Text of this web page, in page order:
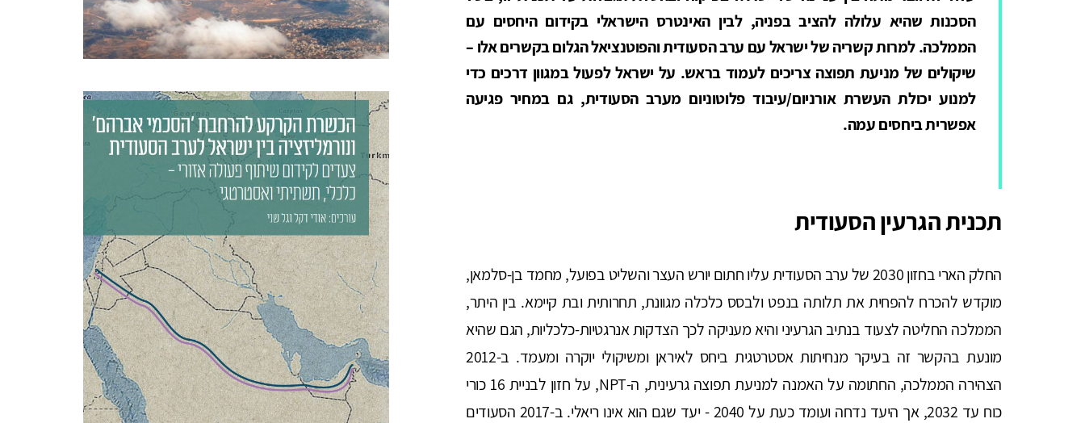
הסכנות שהיא עלולה להציב בפניה, לבין האינטרס הישראלי בקידום היחסים עם
הממלכה. למרות קשריה של ישראל עם ערב הסעודית והפוטנציאל הגלום בקשרים אלו –
שיקולים של מניעת תפוצה צריכים לעמוד בראש. על ישראל לפעול במגוון דרכים כדי
למנוע יכולת העשרת אורניום/עיבוד פלוטוניום מערב הסעודית, גם במחיר פגיעה
אפשרית ביחסים עמה.
תכנית הגרעין הסעודית
החלק הארי בחזון 2030 של ערב הסעודית עליו חתום יורש העצר והשליט בפועל, מחמד בן-סלמאן,
מוקדש להכרח להפחית את תלותה בנפט ולבסס כלכלה מגוונת, תחרותית ובת קיימא. בין היתר,
הממלכה החליטה לצעוד בנתיב הגרעיני והיא מעניקה לכך הצדקות אנרגטיות-כלכליות, הגם שהיא
מונעת בהקשר זה בעיקר מנחיתות אסטרטגית ביחס לאיראן ומשיקולי יוקרה ומעמד. ב-2012
הצהירה הממלכה, החתומה על האמנה למניעת תפוצה גרעינית, ה-NPT, על חזון לבניית 16 כורי
כוח עד 2032, אך היעד נדחה ועומד כעת על 2040 - יעד שגם הוא אינו ריאלי. ב-2017 הסעודים